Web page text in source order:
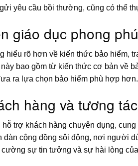
yêu cầu bồi thường, cũng có thể
giáo dục phong phú
hiểu rõ hơn về kiến thức bảo hiểm,
bao gồm từ kiến thức cơ bản về
ra lựa chọn bảo hiểm phù hợp hơn.
hàng và tương
hỗ trợ khách hàng chuyên dụng,
đàn cộng đồng sôi động, nơi người
sự tin tưởng và sự hài lòng